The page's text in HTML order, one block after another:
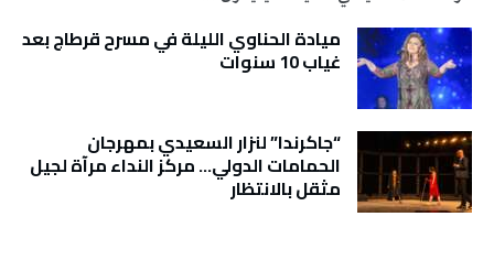
ميادة الحناوي الليلة في مسرح قرطاج بعد
غياب 10 سنوات
“جاكرندا” لنزار السعيدي بمهرجان
الحمامات الدولي… مركز النداء مرآة لجيل
مثقل بالانتظار